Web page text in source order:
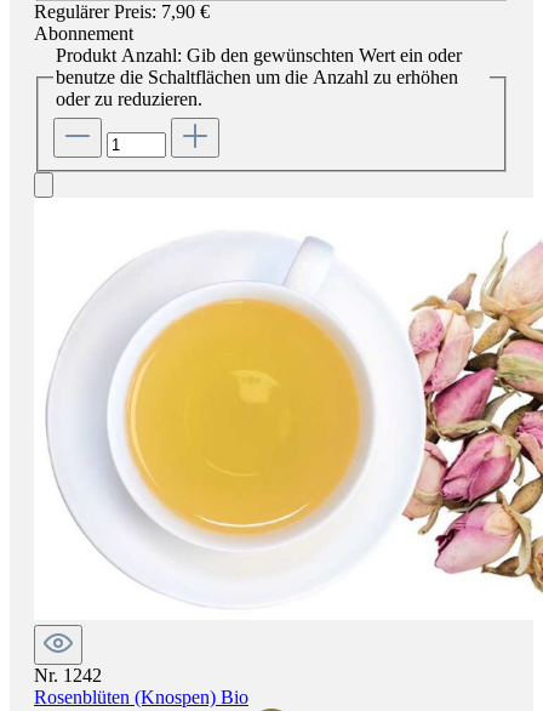
Regulärer Preis: 7,90 €
Abonnement
Produkt Anzahl: Gib den gewünschten Wert ein oder
benutze die Schaltflächen um die Anzahl zu erhöhen
oder zu reduzieren.
Nr. 1242
Rosenblüten (Knospen) Bio